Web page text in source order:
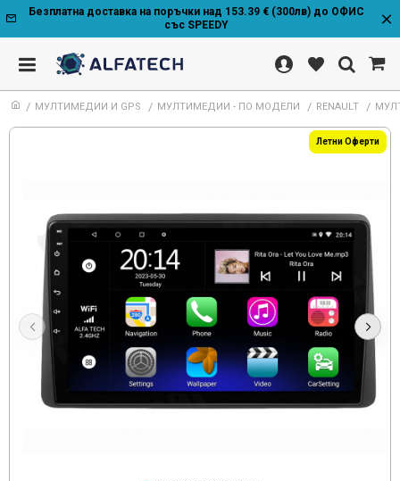
Безплатна доставка на поръчки над 153.39 € (300лв) до ОФИС
със SPEEDY
МУЛТИМЕДИИ И GPS МУЛТИМЕДИИ - ПО МОДЕЛИ RENAULT
Летни Оферти